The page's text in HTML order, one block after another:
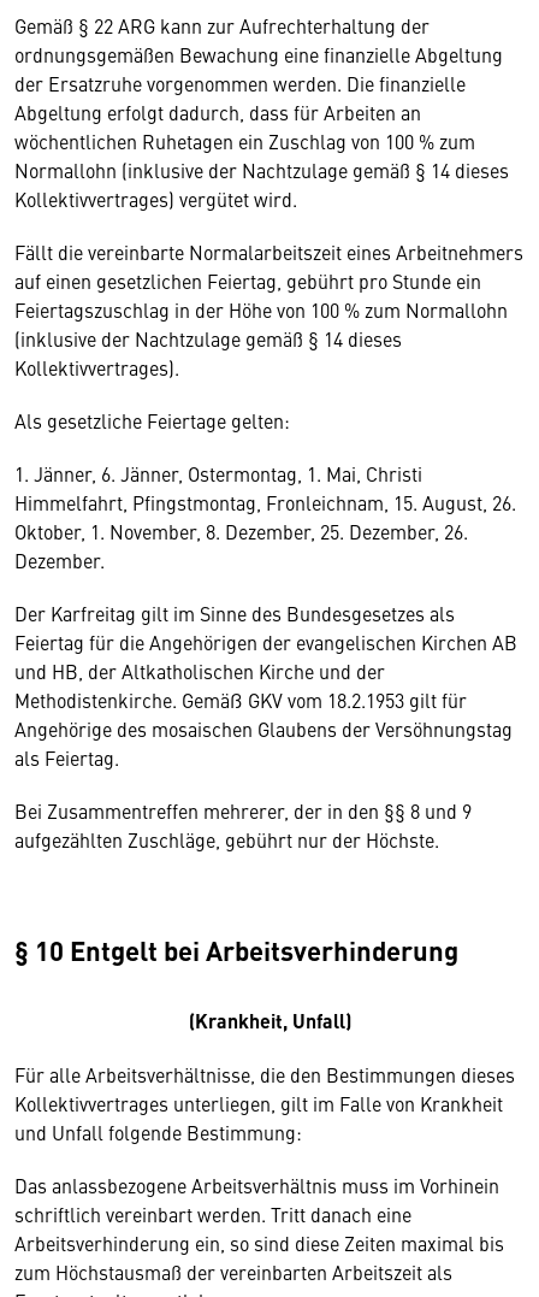
Gemäß § 22 ARG kann zur Aufrechterhaltung der
ordnungsgemäßen Bewachung eine finanzielle Abgeltung
der Ersatzruhe vorgenommen werden. Die finanzielle
Abgeltung erfolgt dadurch, dass für Arbeiten an
wöchentlichen Ruhetagen ein Zuschlag von 100 % zum
Normallohn (inklusive der Nachtzulage gemäß § 14 dieses
Kollektivvertrages) vergütet wird.
Fällt die vereinbarte Normalarbeitszeit eines Arbeitnehmers
auf einen gesetzlichen Feiertag, gebührt pro Stunde ein
Feiertagszuschlag in der Höhe von 100 % zum Normallohn
(inklusive der Nachtzulage gemäß § 14 dieses
Kollektivvertrages).
Als gesetzliche Feiertage gelten:
1. Jänner, 6. Jänner, Ostermontag, 1. Mai, Christi
Himmelfahrt, Pfingstmontag, Fronleichnam, 15. August, 26.
Oktober, 1. November, 8. Dezember, 25. Dezember, 26.
Dezember.
Der Karfreitag gilt im Sinne des Bundesgesetzes als
Feiertag für die Angehörigen der evangelischen Kirchen AB
und HB, der Altkatholischen Kirche und der
Methodistenkirche. Gemäß GKV vom 18.2.1953 gilt für
Angehörige des mosaischen Glaubens der Versöhnungstag
als Feiertag.
Bei Zusammentreffen mehrerer, der in den §§ 8 und 9
aufgezählten Zuschläge, gebührt nur der Höchste.
§ 10 Entgelt bei Arbeitsverhinderung
(Krankheit, Unfall)
Für alle Arbeitsverhältnisse, die den Bestimmungen dieses
Kollektivvertrages unterliegen, gilt im Falle von Krankheit
und Unfall folgende Bestimmung:
Das anlassbezogene Arbeitsverhältnis muss im Vorhinein
schriftlich vereinbart werden. Tritt danach eine
Arbeitsverhinderung ein, so sind diese Zeiten maximal bis
zum Höchstausmaß der vereinbarten Arbeitszeit als